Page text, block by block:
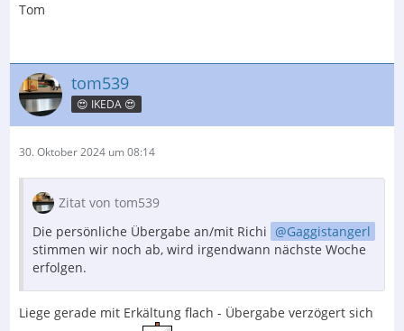
Tom
tom539
😍 IKEDA 😍
30. Oktober 2024 um 08:14
Zitat von tom539
Die persönliche Übergabe an/mit Richi
Gaggistangerl
stimmen wir noch ab, wird irgendwann nächste Woche
erfolgen.
Liege gerade mit Erkältung flach - Übergabe verzögert sich